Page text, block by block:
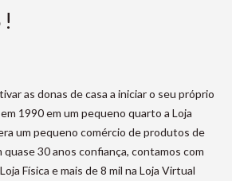
as donas de casa a iniciar o seu próprio
1990 em um pequeno quarto a Loja
um pequeno comércio de produtos de
30 anos confiança, contamos com
Física e mais de 8 mil na Loja Virtual